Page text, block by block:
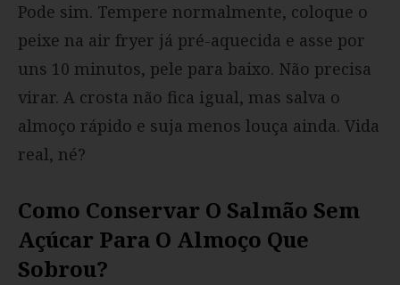
Pode sim. Tempere normalmente, coloque o
peixe na air fryer já pré-aquecida e asse por
uns 10 minutos, pele para baixo. Não precisa
virar. A crosta não fica igual, mas salva o
almoço rápido e suja menos louça ainda. Vida
real, né?
Como Conservar O Salmão Sem
Açúcar Para O Almoço Que
Sobrou?